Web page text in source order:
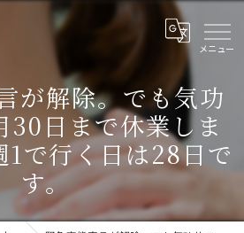
が解除。でも気功
30日まで休業しま
1で行く日は28日で
す。